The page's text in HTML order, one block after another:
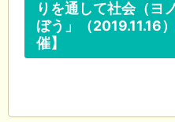
りを通して社会（ヨ
ぼう」（2019.11.16
催】